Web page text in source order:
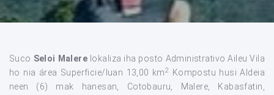
Suco Seloi Malere lokaliza iha posto Administrativo Aileu Vila
ho nia área Superficie/luan 13,00 km2
Kompostu husi Aldeia
neen (6) mak hanesan, Cotobauru, Malere, Kabasfatin,